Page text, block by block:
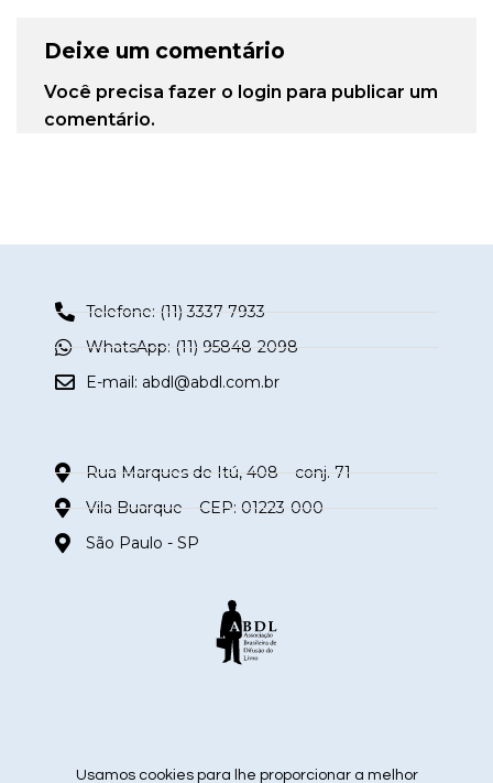
Deixe um comentário
Você precisa fazer o login para publicar um
comentário.
Telefone: (11) 3337-7933
WhatsApp: (11) 95848-2098
E-mail: abdl@abdl.com.br
Rua Marques de Itú, 408 – conj. 71
Vila Buarque – CEP: 01223-000
São Paulo - SP
siga nas redes sociais
Usamos cookies para lhe proporcionar a melhor